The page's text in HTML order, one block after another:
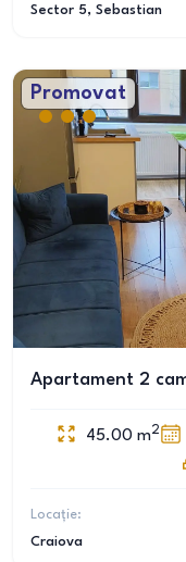
Sector 5, Sebastian
Promovat
Apartament 2
45.00 m2
Locație:
Craiova